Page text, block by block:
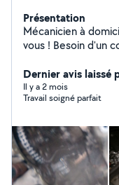
Présentation
Mécanicien à domicile Rapide, fiable et proche
vous ! Besoin d'un coup de main pour votre voiture ou
sérieux, réactif et
chez vous. Que ce
des réparations
Devis
Dernier avis laissé
Il y a 2 mois
Travail soigné parfait